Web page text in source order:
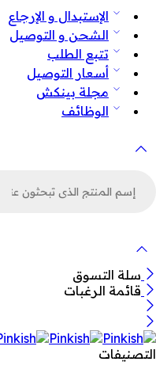
الإستبدال و الإرجاع
الشحن و التوصيل
تتبع الطلب
أسعار التوصيل
مجلة بينكش
الوظائف
سلة التسوق
قائمة الرغبات
التصنيفات